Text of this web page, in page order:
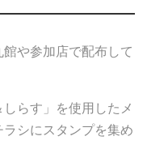
や参加店で配布して
らす」を使用したメ
シにスタンプを集め